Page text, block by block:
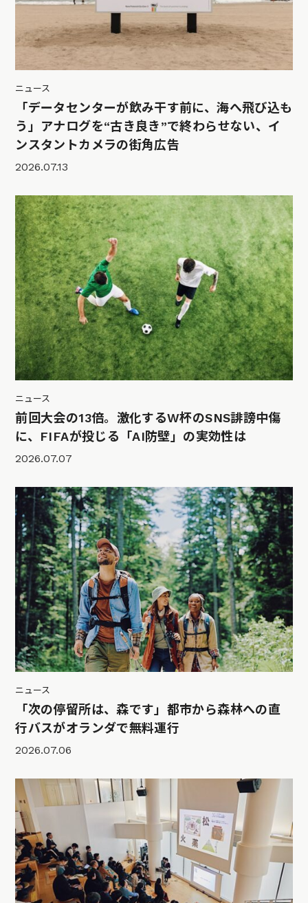
ニュース
「データセンターが飲み干す前に、海へ飛び込も
う」アナログを“古き良き”で終わらせない、イ
ンスタントカメラの街角広告
2026.07.13
ニュース
前回大会の13倍。激化するW杯のSNS誹謗中傷
に、FIFAが投じる「AI防壁」の実効性は
2026.07.07
ニュース
「次の停留所は、森です」都市から森林への直
行バスがオランダで無料運行
2026.07.06